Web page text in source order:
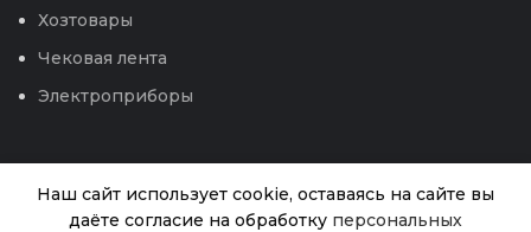
Хозтовары
Чековая лента
Электроприборы
Наш сайт использует cookie, оставаясь на сайте вы
даёте согласие на обработку персональных